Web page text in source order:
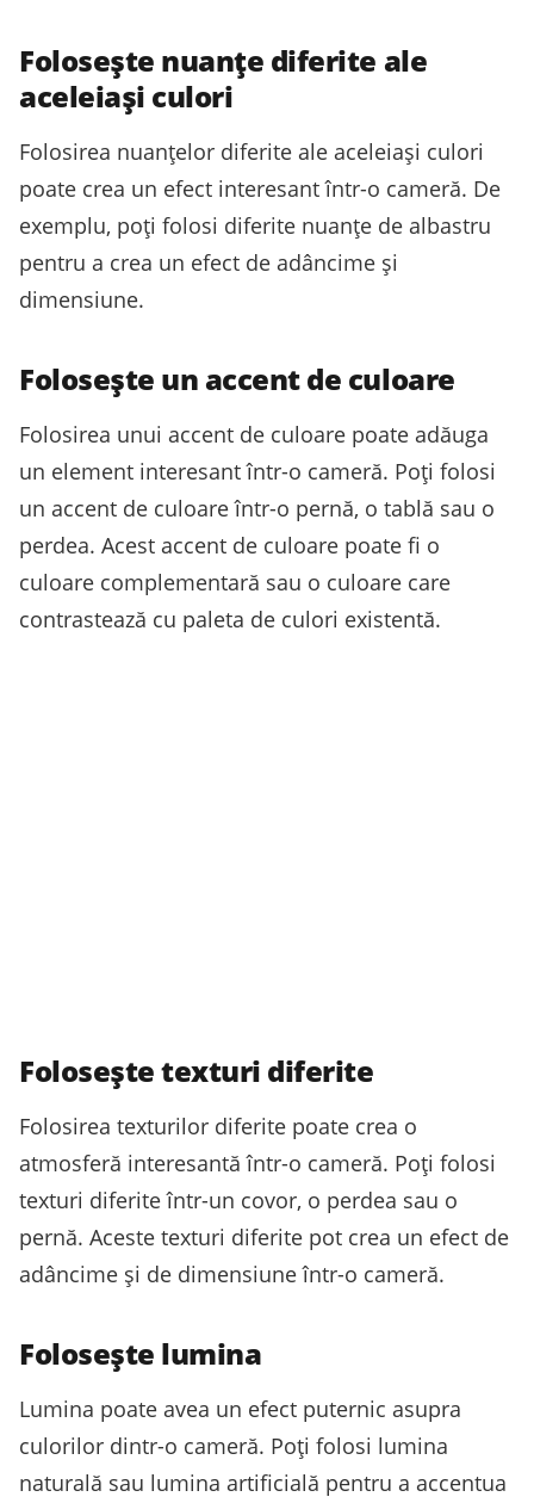
Folosește nuanțe diferite ale
aceleiași culori
Folosirea nuanțelor diferite ale aceleiași culori
poate crea un efect interesant într-o cameră. De
exemplu, poți folosi diferite nuanțe de albastru
pentru a crea un efect de adâncime și
dimensiune.
Folosește un accent de culoare
Folosirea unui accent de culoare poate adăuga
un element interesant într-o cameră. Poți folosi
un accent de culoare într-o pernă, o tablă sau o
perdea. Acest accent de culoare poate fi o
culoare complementară sau o culoare care
contrastează cu paleta de culori existentă.
Folosește texturi diferite
Folosirea texturilor diferite poate crea o
atmosferă interesantă într-o cameră. Poți folosi
texturi diferite într-un covor, o perdea sau o
pernă. Aceste texturi diferite pot crea un efect de
adâncime și de dimensiune într-o cameră.
Folosește lumina
Lumina poate avea un efect puternic asupra
culorilor dintr-o cameră. Poți folosi lumina
naturală sau lumina artificială pentru a accentua